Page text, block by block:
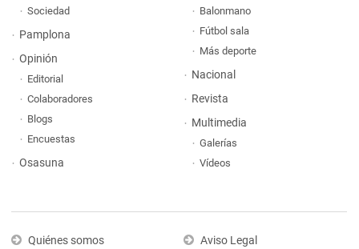
Sociedad
Pamplona
Opinión
Editorial
Colaboradores
Blogs
Encuestas
Osasuna
Balonmano
Fútbol sala
Más deporte
Nacional
Revista
Multimedia
Galerías
Vídeos
Quiénes somos
Aviso Legal